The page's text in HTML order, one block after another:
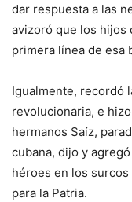
dar respuesta a las
avizoró que los hijos
primera línea de esa
Igualmente, recordó
revolucionaria, e
hermanos Saíz,
cubana, dijo y
héroes en los
para la Patria.